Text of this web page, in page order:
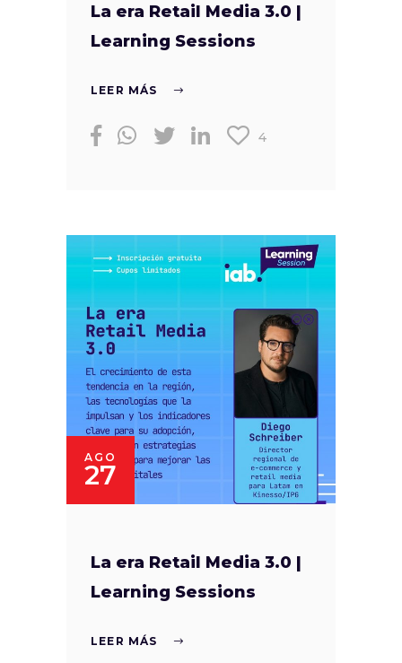
La era Retail Media 3.0 |
Learning Sessions
LEER MÁS
4
AGO
27
La era Retail Media 3.0 |
Learning Sessions
LEER MÁS